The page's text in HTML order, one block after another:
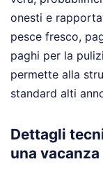
onesti e
pesce fresco,
paghi per la
permette alla
standard alti
Dettagli
una vacanza